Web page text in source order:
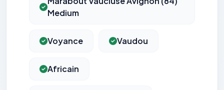
Medium
Voyance Vaudou
Africain